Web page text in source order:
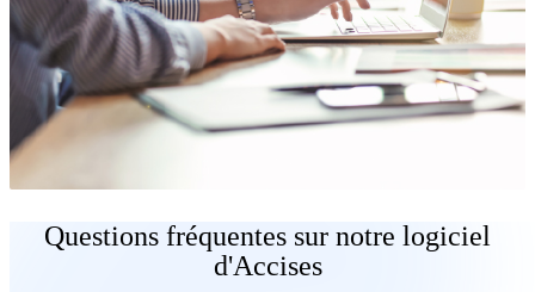
Questions fréquentes sur notre logiciel
d'Accises